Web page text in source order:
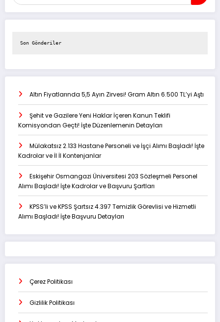
Son Gönderiler
Altın Fiyatlarında 5,5 Ayın Zirvesi! Gram Altın 6.500 TL’yi Aştı
Şehit ve Gazilere Yeni Haklar İçeren Kanun Teklifi
Komisyondan Geçti! İşte Düzenlemenin Detayları
Mülakatsız 2.133 Hastane Personeli ve İşçi Alımı Başladı! İşte
Kadrolar ve İl İl Kontenjanlar
Eskişehir Osmangazi Üniversitesi 203 Sözleşmeli Personel
Alımı Başladı! İşte Kadrolar ve Başvuru Şartları
KPSS’li ve KPSS Şartsız 4.397 Temizlik Görevlisi ve Hizmetli
Alımı Başladı! İşte Başvuru Detayları
Çerez Politikası
Gizlilik Politikası